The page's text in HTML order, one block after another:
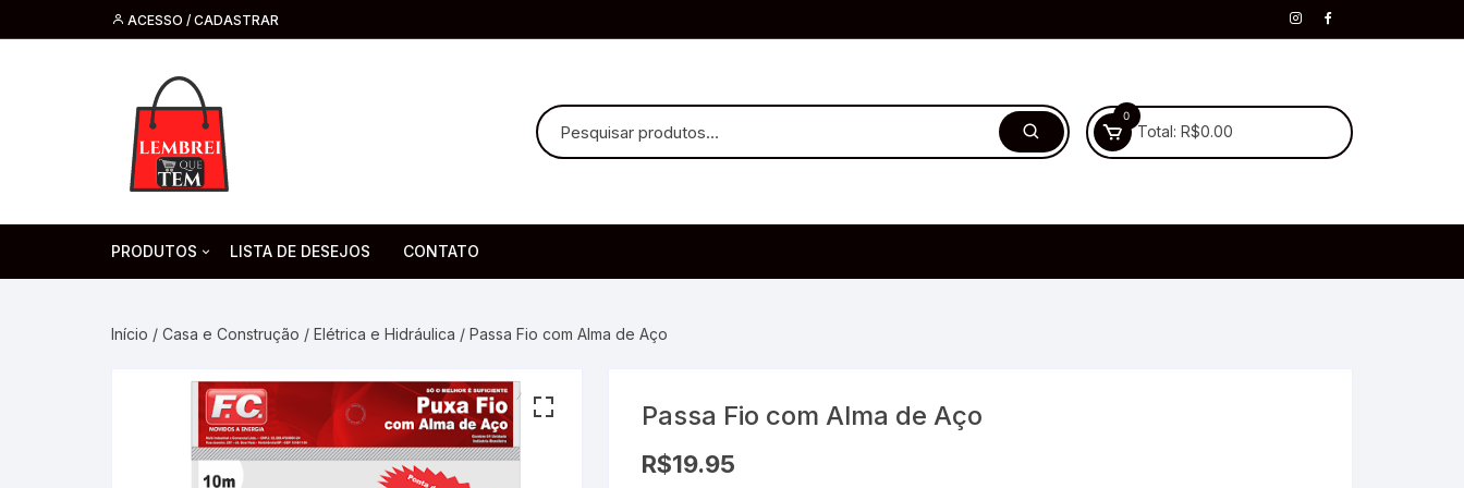
ACESSO / CADASTRAR
0
Total: R$0.00
PRODUTOS
Headsets e Microfone
Cabos
Pilha. Bateria
Saúde
moda
Artesanato
Artigos para festa
LISTA DE DESEJOS CONTATO
Início / Casa e Construção / Elétrica e Hidráulica / Passa Fio com Alma de Aço
Passa Fio com Alma de Aço
R$19.95